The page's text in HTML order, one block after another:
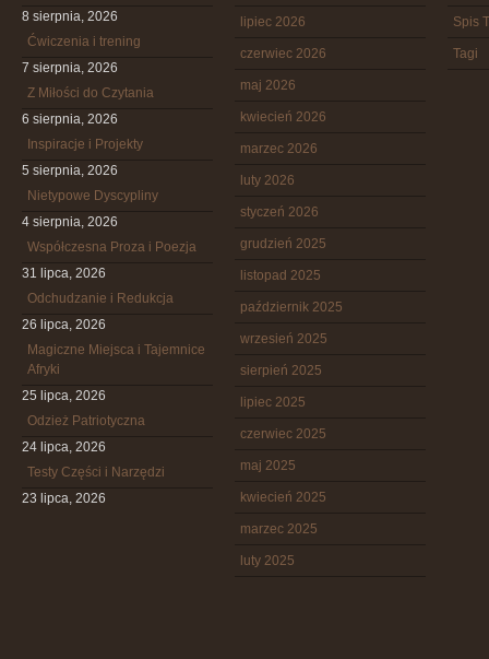
8 sierpnia, 2026
Ćwiczenia i trening
7 sierpnia, 2026
Z Miłości do Czytania
6 sierpnia, 2026
Inspiracje i Projekty
5 sierpnia, 2026
Nietypowe Dyscypliny
4 sierpnia, 2026
Współczesna Proza i Poezja
31 lipca, 2026
Odchudzanie i Redukcja
26 lipca, 2026
Magiczne Miejsca i Tajemnice
Afryki
25 lipca, 2026
Odzież Patriotyczna
24 lipca, 2026
Testy Części i Narzędzi
23 lipca, 2026
lipiec 2026
czerwiec 2026
maj 2026
kwiecień 2026
marzec 2026
luty 2026
styczeń 2026
grudzień 2025
listopad 2025
październik 2025
wrzesień 2025
sierpień 2025
lipiec 2025
czerwiec 2025
maj 2025
kwiecień 2025
marzec 2025
luty 2025
Spis
Tagi